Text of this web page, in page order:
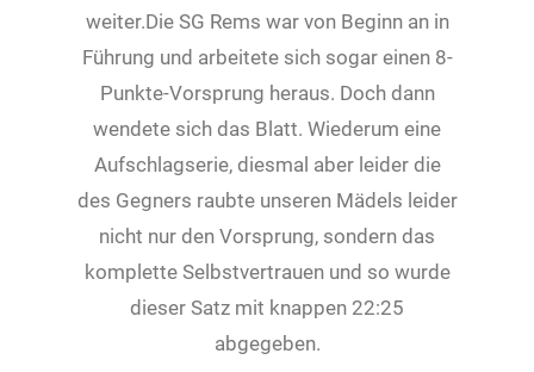
weiter.Die SG Rems war von Beginn an in
Führung und arbeitete sich sogar einen 8-
Punkte-Vorsprung heraus. Doch dann
wendete sich das Blatt. Wiederum eine
Aufschlagserie, diesmal aber leider die
des Gegners raubte unseren Mädels leider
nicht nur den Vorsprung, sondern das
komplette Selbstvertrauen und so wurde
dieser Satz mit knappen 22:25
abgegeben.